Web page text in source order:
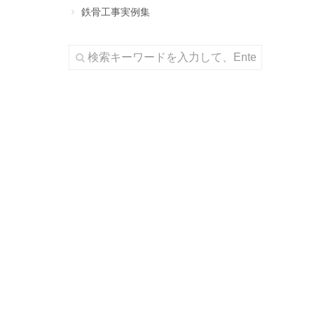
鉄骨工事実例集